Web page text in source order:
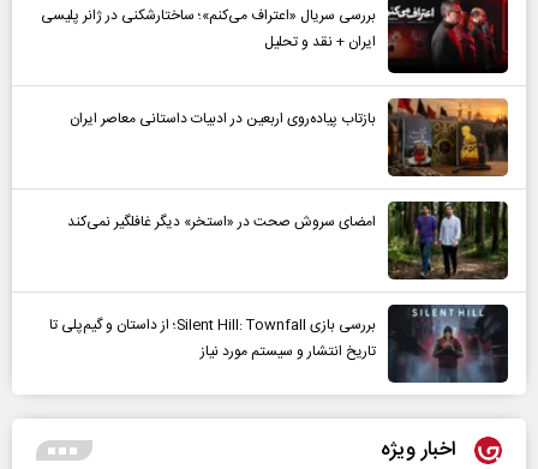
بررسی سریال «اعتراف می‌کنم»؛ ساختارشکنی در ژانر پلیسی
ایران + نقد و تحلیل
بازتاب پیاده‌روی اربعین در ادبیات داستانی معاصر ایران
امضای سروش صحت در «استخر» دیگر غافلگیر نمی‌کند
بررسی بازی Silent Hill: Townfall؛ از داستان و گیم‌پلی تا
تاریخ انتشار و سیستم مورد نیاز
اخبار ویژه